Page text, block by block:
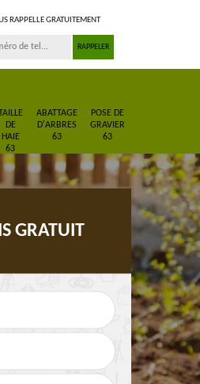
RAPPELLE GRATUITEMENT
DE
HAIE
63
ABATTAGE
D'ARBRES
63
POSE DE
GRAVIER
63
en
Paysagiste 63
GRATUIT